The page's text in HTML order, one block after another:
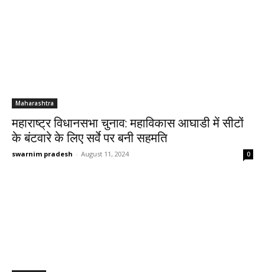
Maharashtra
महाराष्ट्र विधानसभा चुनाव: महाविकास आघाडी में सीटों
के बंटवारे के लिए सर्वे पर बनी सहमति
swarnim pradesh - August 11, 2024 0